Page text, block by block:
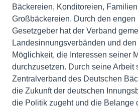
Bäckereien, Konditoreien,
Großbäckereien. Durch den engen
Gesetzgeber hat der Verband
Landesinnungsverbänden und
Möglichkeit, die Interessen seiner
durchzusetzen. Durch seine Arbeit
Zentralverband des Deutschen
die Zukunft der deutschen
die Politik zugeht und die Belange